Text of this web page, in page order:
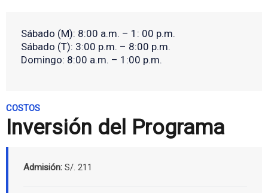
Sábado (M): 8:00 a.m. – 1: 00 p.m.
Sábado (T): 3:00 p.m. – 8:00 p.m.
Domingo: 8:00 a.m. – 1:00 p.m.
COSTOS
Inversión del Programa
Admisión: S/. 211